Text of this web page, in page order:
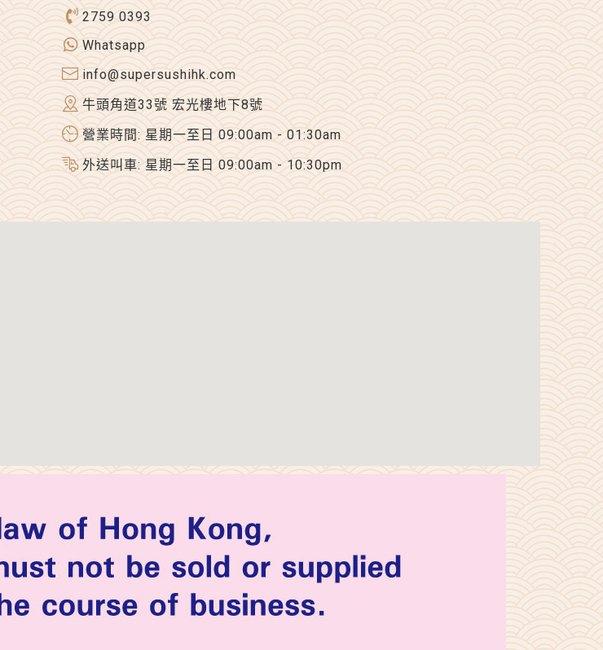
2759 0393
Whatsapp
info@supersushihk.com
牛頭角道33號 宏光樓地下8號
營業時間: 星期一至日 09:00am - 01:30am
外送叫車: 星期一至日 09:00am - 10:30pm